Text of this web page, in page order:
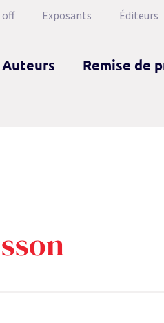
off Exposants Éditeurs
Auteurs Remise de